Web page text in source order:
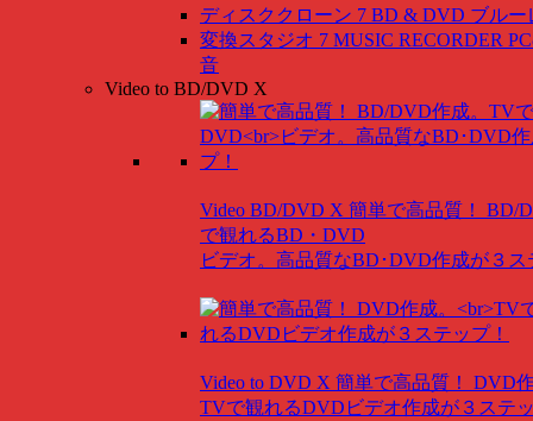
ディスククローン 7 BD & DVD ブルー
変換スタジオ 7 MUSIC RECORDER
音
Video to BD/DVD X
Video BD/DVD X 簡単で高品質！ BD/
で観れるBD・DVD
ビデオ。高品質なBD･DVD作成が３ス
Video to DVD X 簡単で高品質！ DVD
TVで観れるDVDビデオ作成が３ステ